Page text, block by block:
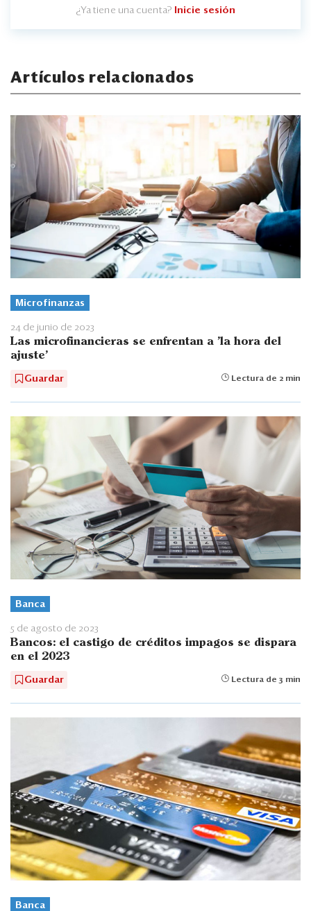
¿Ya tiene una cuenta? Inicie sesión
Artículos relacionados
Microfinanzas
24 de junio de 2023
Las microfinancieras se enfrentan a 'la hora del
ajuste'
Guardar Lectura de 2 min
Banca
5 de agosto de 2023
Bancos: el castigo de créditos impagos se dispara
en el 2023
Guardar Lectura de 3 min
Banca